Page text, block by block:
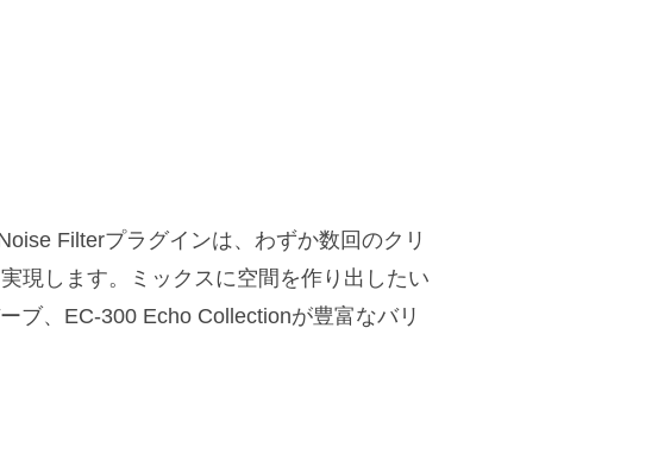
Filterプラグインは、わずか数回のクリ
現します。ミックスに空間を作り出したい
、EC-300 Echo Collectionが豊富なバリ